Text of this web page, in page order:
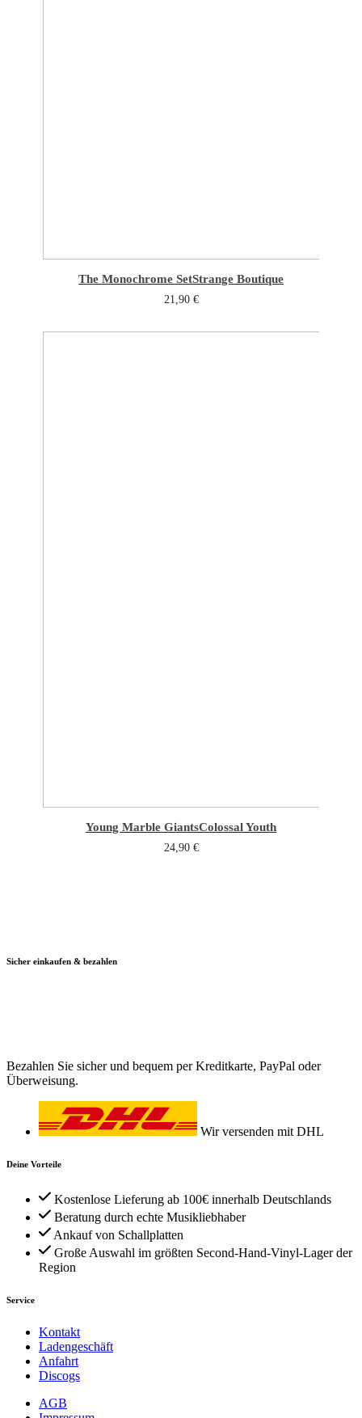
The Monochrome SetStrange Boutique
21,90 €
Young Marble GiantsColossal Youth
24,90 €
Sicher einkaufen & bezahlen
Bezahlen Sie sicher und bequem per Kreditkarte, PayPal oder
Überweisung.
Wir versenden mit DHL
Deine Vorteile
Kostenlose Lieferung ab 100€ innerhalb Deutschlands
Beratung durch echte Musikliebhaber
Ankauf von Schallplatten
Große Auswahl im größten Second-Hand-Vinyl-Lager der
Region
Service
Kontakt
Ladengeschäft
Anfahrt
Discogs
AGB